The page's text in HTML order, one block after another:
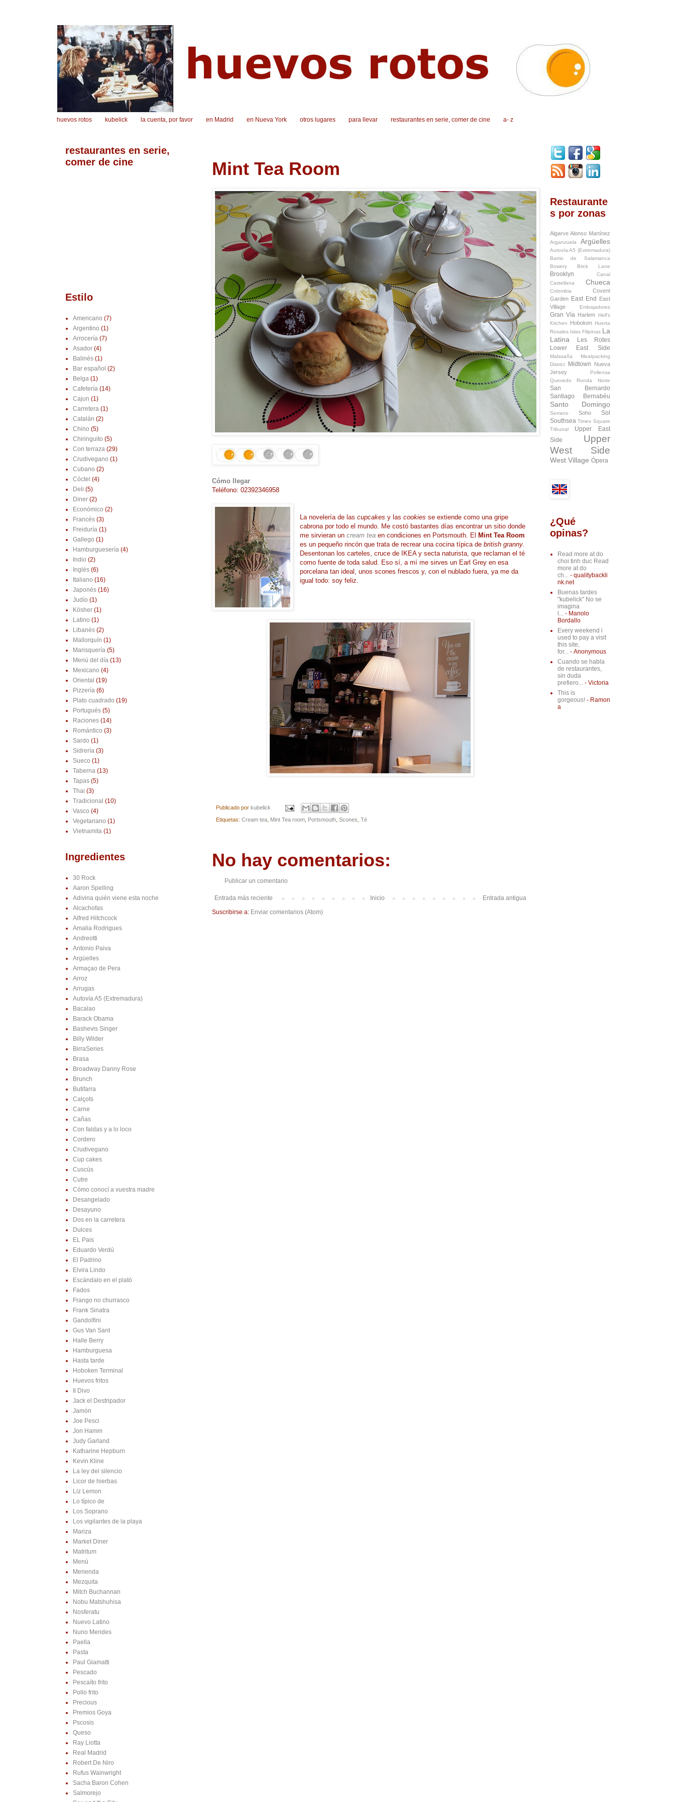
huevos rotos kubelick la cuenta, por favor en Madrid en Nueva York otros lugares para llevar restaurantes en serie, comer de cine a- z
Mint Tea Room
Cómo llegar
Teléfono: 02392346958
La novelería de las cupcakes y las cookies se extiende como una gripe
cabrona por todo el mundo. Me costó bastantes días encontrar un sitio donde
me sirvieran un cream teaen condiciones en Portsmouth. El
Mint Tea Room
es un pequeño rincón que trata de recrear una cocina típica de british granny.
Desentonan los carteles, cruce de IKEA y secta naturista, que reclaman el té
como fuente de toda salud. Eso sí, a mí me sirves un Earl Grey en esa
porcelana tan ideal, unos scones frescos y, con el nublado fuera, ya me da
igual todo: soy feliz.
Publicado por kubelick
Etiquetas: Cream tea, Mint Tea room, Portsmouth, Scones Té
No hay comentarios:
Publicar un comentario
Entrada más reciente Entrada antigua
Inicio
Suscribirse a: Enviar comentarios (Atom)
restaurantes en serie,
comer de cine
Estilo
Americano (7)
Argentino (1)
Arrocería (7)
Asador (4)
Balinés (1)
Bar español (2)
Belga (1)
Cafetería (14)
Cajun (1)
Carretera (1)
Catalán (2)
Chino (5)
Chiringuito (5)
Con terraza (29)
Crudivegano (1)
Cubano (2)
Cóctel (4)
Deli (5)
Diner (2)
Económico (2)
Francés (3)
Freiduría (1)
Gallego (1)
Hamburguesería (4)
Indio (2)
Inglés (6)
Italiano (16)
Japonés (16)
Judío (1)
Kósher (1)
Latino (1)
Libanés (2)
Mallorquín (1)
Marisquería (5)
Menú del día (13)
Mexicano (4)
Oriental (19)
Pizzería (6)
Plato cuadrado (19)
Portugués (5)
Raciones (14)
Romántico (3)
Sardo (1)
Sidrería (3)
Sueco (1)
Taberna (13)
Tapas (5)
Thai (3)
Tradicional (10)
Vasco (4)
Vegetariano (1)
Vietnamita (1)
Ingredientes
30 Rock
Aaron Spelling
Adivina quién viene esta noche
Alcachofas
Alfred Hitchcock
Amalia Rodrigues
Andreotti
Antonio Paiva
Argüelles
Armaçao de Pera
Arroz
Arrugas
Autovía A5 (Extremadura)
Bacalao
Barack Obama
Bashevis Singer
Billy Wilder
BirraSeries
Brasa
Broadway Danny Rose
Brunch
Butifarra
Calçots
Carne
Cañas
Con faldas y a lo loco
Cordero
Crudivegano
Cup cakes
Cuscús
Cutre
Cómo conocí a vuestra madre
Desangelado
Desayuno
Dos en la carretera
Dulces
EL Pais
Eduardo Verdú
El Padrino
Elvira Lindo
Escándalo en el plató
Fados
Frango no churrasco
Frank Sinatra
Gandolfini
Gus Van Sant
Halle Berry
Hamburguesa
Hasta tarde
Hoboken Terminal
Huevos fritos
Il Divo
Jack el Destripador
Jamón
Joe Pesci
Jon Hamm
Judy Garland
Katharine Hepburn
Kevin Kline
La ley del silencio
Licor de hierbas
Liz Lemon
Lo típico de
Los Soprano
Los vigilantes de la playa
Mariza
Market Diner
Matritum
Menú
Merienda
Mezquita
Mitch Buchannan
Nobu Matshuhisa
Nosferatu
Nuevo Latino
Nuno Mendes
Paella
Pasta
Paul Giamatti
Pescado
Pescaíto frito
Pollo frito
Precious
Premios Goya
Pscosis
Queso
Ray Liotta
Real Madrid
Robert De Niro
Rufus Wainwright
Sacha Baron Cohen
Salmorejo
Restaurante
s por zonas
Algarve Alonso Martínez
Arganzuela Argüelles
Autovía A5 (Extremadura)
Barrio de Salamanca
Bowery
Brick Lane
Brooklyn
Canal
Castellana
Chueca
Colombia
Covent
Garden
East End
East
Village
Embajadores
Gran Vía Harlem
Hell's
Kitchen
Hoboken
Huerta
Rosales Islas Filipinas La
Latina
Les Rotes
Lower East Side
Malasaña
Meatpacking
District
Midtown
Nueva
Jersey
Pollensa
Quevedo
Ronda Norte
San Bernardo
Santiago Bernabéu
Santo Domingo
Serrano Soho
Sol
Southsea Times Square
Tribunal
Upper East
Side
Upper
West Side
West Village Ópera
¿Qué
opinas?
Read more at do
choi tinh duc Read
more at do
ch...- qualitybackli
nk.net
Buenas tardes
"kubelick" No se
imagina
l...- Manolo
Bordallo
Every weekend i
used to pay a visit
this site,
for...- Anonymous
Cuando se habla
de restaurantes,
sin duda
prefiero...- Victoria
This is
gorgeous!- Ramon
a